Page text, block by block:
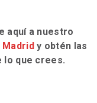
aquí a nuestro
y obtén las
lo que crees.